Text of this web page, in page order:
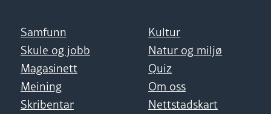
Samfunn
Kultur
Skule og jobb
Natur og miljø
Magasinett
Quiz
Meining
Om oss
Skribentar
Nettstadskart